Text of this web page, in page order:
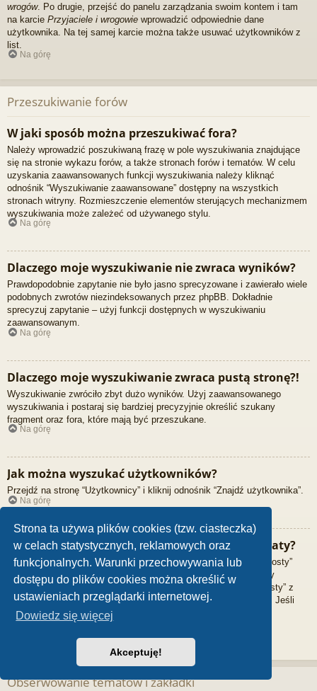
Strona ta używa plików cookies (tzw. ciasteczka)
w celach statystycznych, reklamowych oraz
funkcjonalnych. Warunki przechowywania lub
dostępu do plików cookies można określić w
ustawieniach przeglądarki internetowej.
Dowiedz się więcej
Akceptuję!
wrogów. Po drugie, przejść do panelu zarządzania swoim kontem i tam
na karcie Przyjaciele i wrogowie wprowadzić odpowiednie dane
użytkownika. Na tej samej karcie można także usuwać użytkowników z
list.
Na górę
Przeszukiwanie forów
W jaki sposób można przeszukiwać fora?
Należy wprowadzić poszukiwaną frazę w pole wyszukiwania znajdujące
się na stronie wykazu forów, a także stronach forów i tematów. W celu
uzyskania zaawansowanych funkcji wyszukiwania należy kliknąć
odnośnik “Wyszukiwanie zaawansowane” dostępny na wszystkich
stronach witryny. Rozmieszczenie elementów sterujących mechanizmem
wyszukiwania może zależeć od używanego stylu.
Na górę
Dlaczego moje wyszukiwanie nie zwraca wyników?
Prawdopodobnie zapytanie nie było jasno sprecyzowane i zawierało wiele
podobnych zwrotów niezindeksowanych przez phpBB. Dokładnie
sprecyzuj zapytanie – użyj funkcji dostępnych w wyszukiwaniu
zaawansowanym.
Na górę
Dlaczego moje wyszukiwanie zwraca pustą stronę?!
Wyszukiwanie zwróciło zbyt dużo wyników. Użyj zaawansowanego
wyszukiwania i postaraj się bardziej precyzyjnie określić szukany
fragment oraz fora, które mają być przeszukane.
Na górę
Jak można wyszukać użytkowników?
Przejdź na stronę “Użytkownicy” i kliknij odnośnik “Znajdź użytkownika”.
Na górę
W jaki sposób można znaleźć swoje posty i tematy?
Swoje posty można znaleźć, klikając odnośnik “Wyświetl moje posty”
znajdujący się w panelu zarządzania kontem lub odnośnik “Posty
użytkownika” na stronie swojego profilu lub wybierając „Twoje posty” z
menu „Więcej…” znajdującego się w górnym lewym rogu witryny. Jeśli
chcesz wyszukać swoje tematy, użyj strony wyszukiwania
zaawansowanego i skorzystaj z odpowiednich funkcji.
Obserwowanie tematów i zakładki